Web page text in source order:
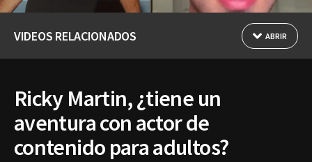
VIDEOS RELACIONADOS ABRIR
Ricky Martin, ¿tiene un
aventura con actor de
contenido para adultos?